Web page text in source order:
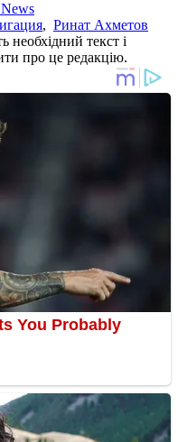
, Ринат Ахметов
необхідний текст і
про це редакцію.